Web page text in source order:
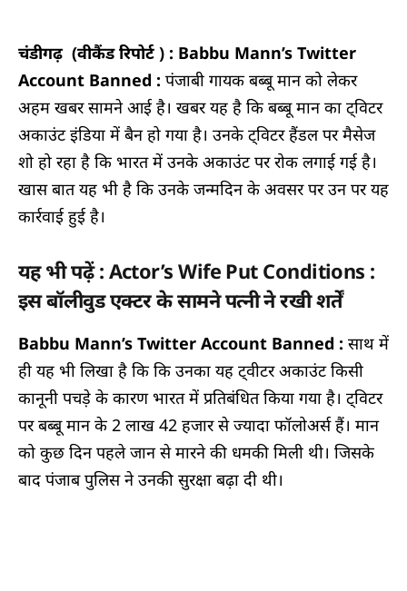
चंडीगढ़ (वीकैंड रिपोर्ट ) : Babbu Mann’s Twitter
Account Banned : पंजाबी गायक बब्बू मान को लेकर
अहम खबर सामने आई है। खबर यह है कि बब्बू मान का ट्विटर
अकाउंट इंडिया में बैन हो गया है। उनके ट्विटर हैंडल पर मैसेज
शो हो रहा है कि भारत में उनके अकाउंट पर रोक लगाई गई है।
खास बात यह भी है कि उनके जन्मदिन के अवसर पर उन पर यह
कार्रवाई हुई है।
यह भी पढ़ें : Actor’s Wife Put Conditions :
इस बॉलीवुड एक्टर के सामने पत्नी ने रखी शर्तें
Babbu Mann’s Twitter Account Banned : साथ में
ही यह भी लिखा है कि कि उनका यह ट्वीटर अकाउंट किसी
कानूनी पचड़े के कारण भारत में प्रतिबंधित किया गया है। ट्विटर
पर बब्बू मान के 2 लाख 42 हजार से ज्यादा फॉलोअर्स हैं। मान
को कुछ दिन पहले जान से मारने की धमकी मिली थी। जिसके
बाद पंजाब पुलिस ने उनकी सुरक्षा बढ़ा दी थी।